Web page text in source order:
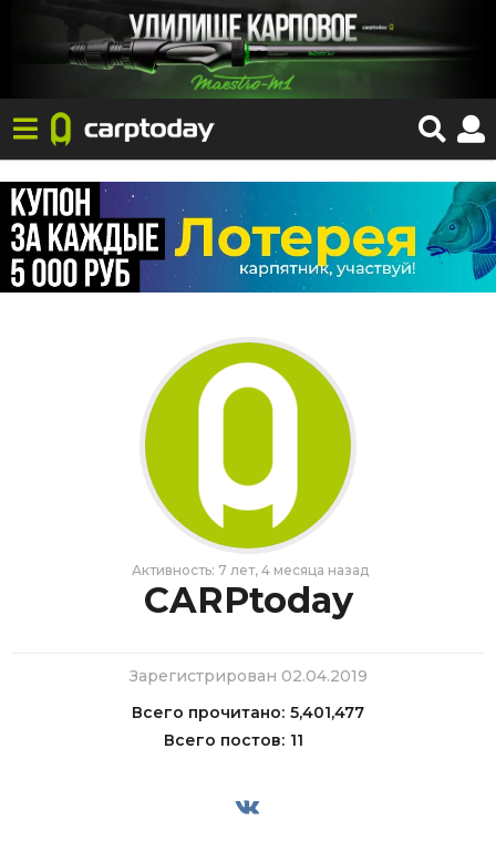
Активность: 7 лет, 4 месяца назад
CARPtoday
Зарегистрирован 02.04.2019
Всего прочитано: 5,401,477
Всего постов: 11